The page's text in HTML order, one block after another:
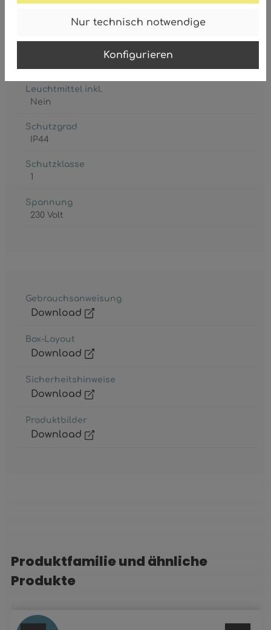
Nur technisch notwendige
Konfigurieren
Leistungsaufnahme
Leuchtmittel inkl.
Nein
Schutzgrad
IP44
Schutzklasse
1
Spannung
230 Volt
Gebrauchsanweisung
Download
Box-Layout
Download
Sicherheitshinweise
Download
Produktbilder
Download
Produktgalerie überspringen
Produktfamilie und ähnliche
Produkte